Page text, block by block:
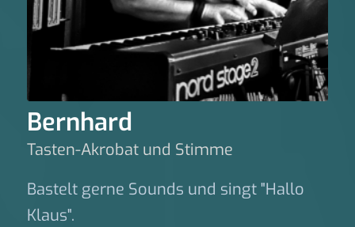
Bernhard
Tasten-Akrobat und Stimme
Bastelt gerne Sounds und singt "Hallo
Klaus".